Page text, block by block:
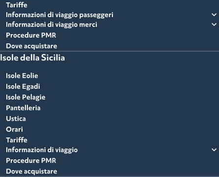
Tariffe
Informazioni di viaggio passeggeri
expand_more
Informazioni di viaggio merci expand_more
Procedure PMR
Dove acquistare
Isole della Sicilia
Isole Eolie
Isole Egadi
Isole Pelagie
Pantelleria
Ustica
Orari
Tariffe
Informazioni di viaggio
expand_more
Procedure PMR
Dove acquistare